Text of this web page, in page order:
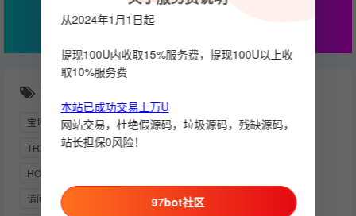
立即查看
宝塔 TG 电报 APIKEY 快三 粘贴
TEST
TRX兑换机器人
PY下载
HOOK消息
请问下协议好是如何弄的啊
BOT 炒群
从2024年1月1日起
提现100U内收取15%服务费，提现100U以上收
取10%服务费
本站已成功交易上万U
网站交易，杜绝假源码，垃圾源码，残缺源码，
站长担保0风险！
97bot社区